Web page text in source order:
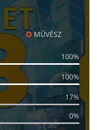
MŰVÉSZ
100%
100%
17%
0%